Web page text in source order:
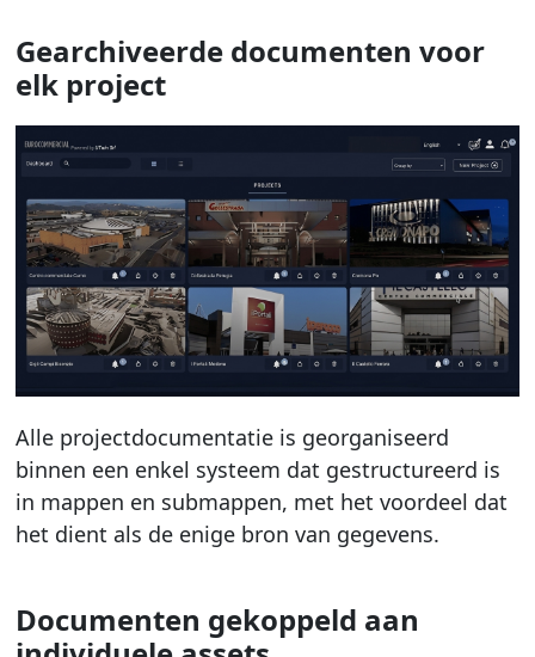
Gearchiveerde documenten voor
elk project
Alle projectdocumentatie is georganiseerd
binnen een enkel systeem dat gestructureerd is
in mappen en submappen, met het voordeel dat
het dient als de enige bron van gegevens.
Documenten gekoppeld aan